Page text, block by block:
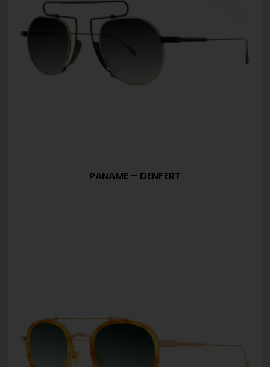
PANAME – DENFERT